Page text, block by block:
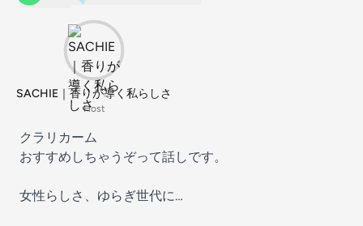
SACHIE｜香りが導く私らしさ
Host
クラリカーム
おすすめしちゃうぞって話しです。
女性らしさ、ゆらぎ世代に…